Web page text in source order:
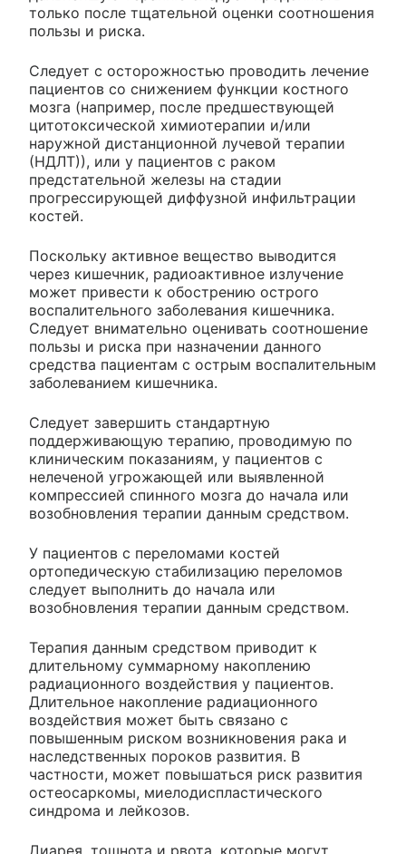
только после тщательной оценки соотношения
пользы и риска.
Следует с осторожностью проводить лечение
пациентов со снижением функции костного
мозга (например, после предшествующей
цитотоксической химиотерапии и/или
наружной дистанционной лучевой терапии
(НДЛТ)), или у пациентов с раком
предстательной железы на стадии
прогрессирующей диффузной инфильтрации
костей.
Поскольку активное вещество выводится
через кишечник, радиоактивное излучение
может привести к обострению острого
воспалительного заболевания кишечника.
Следует внимательно оценивать соотношение
пользы и риска при назначении данного
средства пациентам с острым воспалительным
заболеванием кишечника.
Следует завершить стандартную
поддерживающую терапию, проводимую по
клиническим показаниям, у пациентов с
нелеченой угрожающей или выявленной
компрессией спинного мозга до начала или
возобновления терапии данным средством.
У пациентов с переломами костей
ортопедическую стабилизацию переломов
следует выполнить до начала или
возобновления терапии данным средством.
Терапия данным средством приводит к
длительному суммарному накоплению
радиационного воздействия у пациентов.
Длительное накопление радиационного
воздействия может быть связано с
повышенным риском возникновения рака и
наследственных пороков развития. В
частности, может повышаться риск развития
остеосаркомы, миелодиспластического
синдрома и лейкозов.
Диарея, тошнота и рвота, которые могут